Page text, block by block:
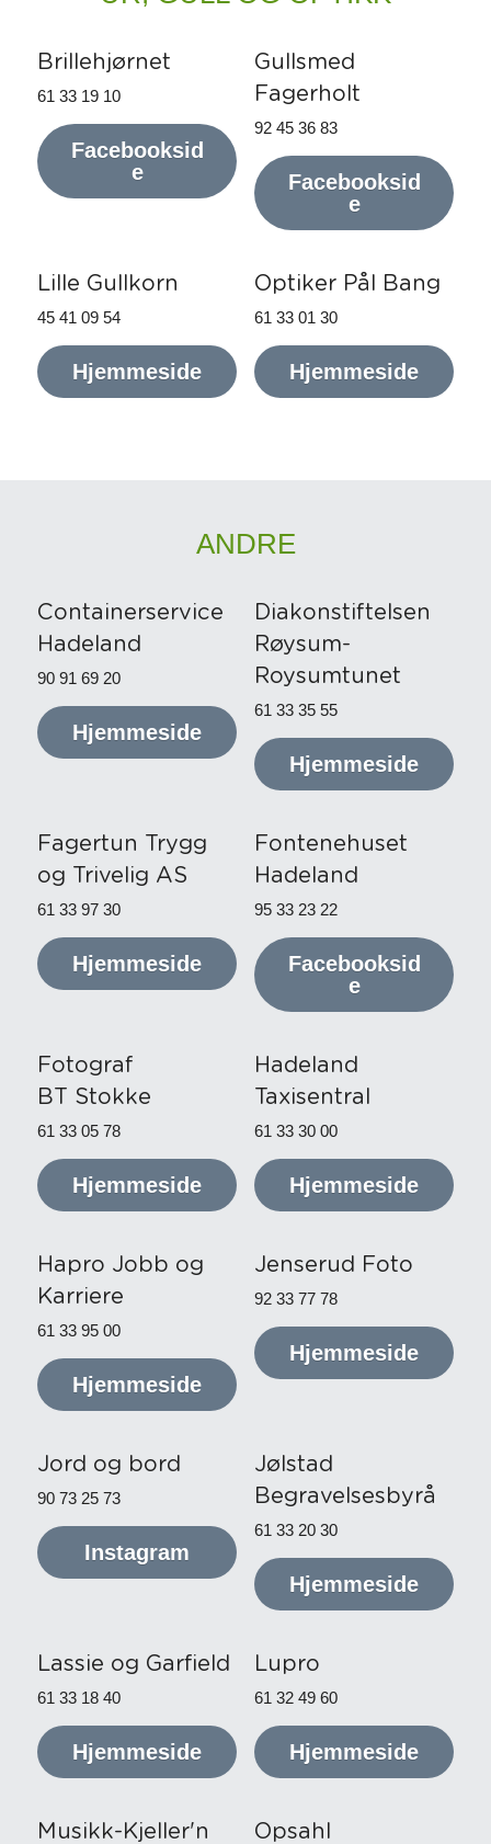
Brillehjørnet
61 33 19 10
Facebooksid
e
Gullsmed
Fagerholt
92 45 36 83
Facebooksid
e
Lille Gullkorn
45 41 09 54
Hjemmeside
Optiker Pål Bang
61 33 01 30
Hjemmeside
ANDRE
Containerservice
Hadeland
90 91 69 20
Hjemmeside
Diakonstiftelsen
Røysum-
Roysumtunet
61 33 35 55
Hjemmeside
Fagertun Trygg
og Trivelig AS
61 33 97 30
Hjemmeside
Fontenehuset
Hadeland
95 33 23 22
Facebooksid
e
Fotograf
BT Stokke
61 33 05 78
Hjemmeside
Hadeland
Taxisentral
61 33 30 00
Hjemmeside
Hapro Jobb og
Karriere
61 33 95 00
Hjemmeside
Jenserud Foto
92 33 77 78
Hjemmeside
Jord og bord
90 73 25 73
Instagram
Jølstad
Begravelsesbyrå
61 33 20 30
Hjemmeside
Lassie og Garfield
61 33 18 40
Hjemmeside
Lupro
61 32 49 60
Hjemmeside
Musikk-Kjeller'n
Opsahl